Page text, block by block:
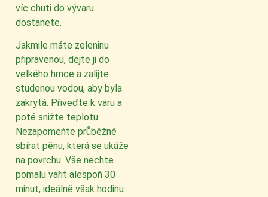
víc chuti do vývaru
dostanete.
Jakmile máte zeleninu
připravenou, dejte ji do
velkého hrnce a zalijte
studenou vodou, aby byla
zakrytá. Přiveďte k varu a
poté snižte teplotu.
Nezapomeňte průběžně
sbírat pěnu, která se ukáže
na povrchu. Vše nechte
pomalu vařit alespoň 30
minut, ideálně však hodinu.